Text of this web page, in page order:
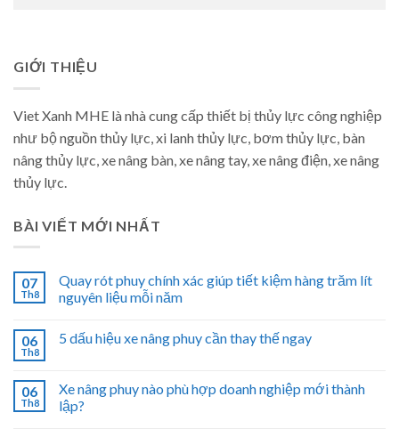
GIỚI THIỆU
Viet Xanh MHE là nhà cung cấp thiết bị thủy lực công nghiệp
như bộ nguồn thủy lực, xi lanh thủy lực, bơm thủy lực, bàn
nâng thủy lực, xe nâng bàn, xe nâng tay, xe nâng điện, xe nâng
thủy lực.
BÀI VIẾT MỚI NHẤT
07
Th8
Quay rót phuy chính xác giúp tiết kiệm hàng trăm lít
nguyên liệu mỗi năm
06
Th8
5 dấu hiệu xe nâng phuy cần thay thế ngay
06
Th8
Xe nâng phuy nào phù hợp doanh nghiệp mới thành
lập?